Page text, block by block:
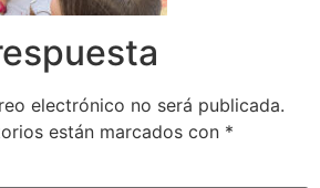
electrónico no será publicada.
están marcados con *